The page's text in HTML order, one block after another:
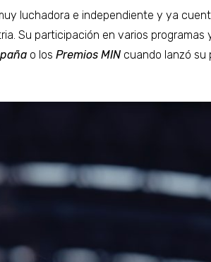
luchadora e independiente y ya
Su participación en varios programas
o los Premios MIN cuando lanzó su